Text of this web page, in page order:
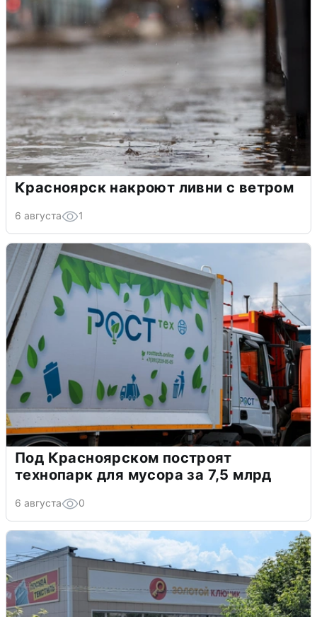
Красноярск накроют ливни с ветром
6 августа 1
Под Красноярском построят
технопарк для мусора за 7,5 млрд
6 августа 0